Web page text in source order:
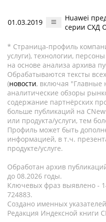
01.03.2019
Huawei
серии СХД
* Страница-профиль
услуги), технологии,
на основе анализа архива
Обрабатываются тексты
(новости, включая "Главные
аналитические обзоры
содержание партнёрских
больше публикаций на
или продукта/услуги, тем
Профиль может быть
информацией, в т.ч.
продукте/услуге.
Обработан архив
до 08.2026 годы.
Ключевых фраз выявлено -
724883.
Создано именных
Редакция Индексной книги